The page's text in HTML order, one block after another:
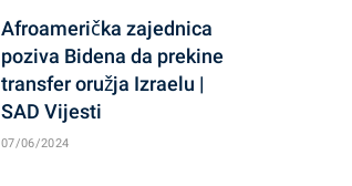
Afroamerička zajednica
poziva Bidena da prekine
transfer oružja Izraelu |
SAD Vijesti
07/06/2024